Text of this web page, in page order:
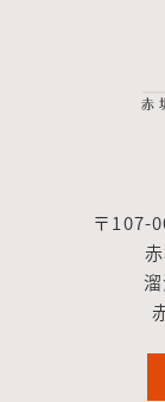
〒107-